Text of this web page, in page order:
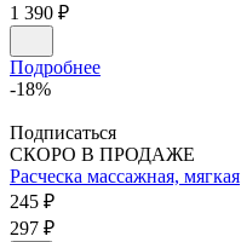
1 390 ₽
Подробнее
-18%
Подписаться
СКОРО В ПРОДАЖЕ
Расческа массажная, мягкая
245 ₽
297 ₽